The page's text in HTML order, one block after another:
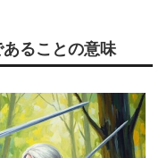
ることの意味